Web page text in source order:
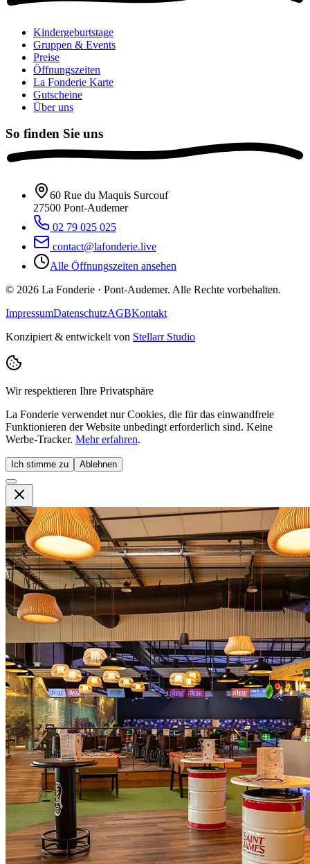
Kindergeburtstage
Gruppen & Events
Preise
Öffnungszeiten
La Fonderie Karte
Gutscheine
Über uns
So finden Sie uns
60 Rue du Maquis Surcouf
27500 Pont-Audemer
02 79 025 025
contact@lafonderie.live
Alle Öffnungszeiten ansehen
© 2026 La Fonderie · Pont-Audemer. Alle Rechte vorbehalten.
ImpressumDatenschutzAGBKontakt
Konzipiert & entwickelt von Stellarr Studio
Wir respektieren Ihre Privatsphäre
La Fonderie verwendet nur Cookies, die für das einwandfreie
Funktionieren der Website unbedingt erforderlich sind. Keine
Werbe-Tracker. Mehr erfahren.
Ich stimme zu Ablehnen